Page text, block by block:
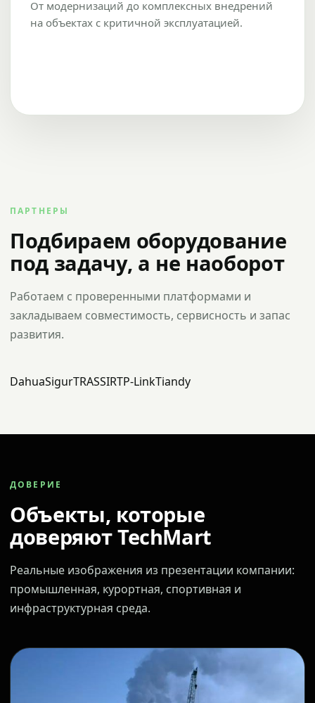
От модернизаций до комплексных внедрений
на объектах с критичной эксплуатацией.
ПАРТНЕРЫ
Подбираем оборудование
под задачу, а не наоборот
Работаем с проверенными платформами и
закладываем совместимость, сервисность и запас
развития.
DahuaSigurTRASSIRTP-LinkTiandy
ДОВЕРИЕ
Объекты, которые
доверяют TechMart
Реальные изображения из презентации компании:
промышленная, курортная, спортивная и
инфраструктурная среда.